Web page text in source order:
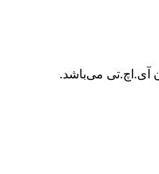
آی.اچ.تی می‌باشد.